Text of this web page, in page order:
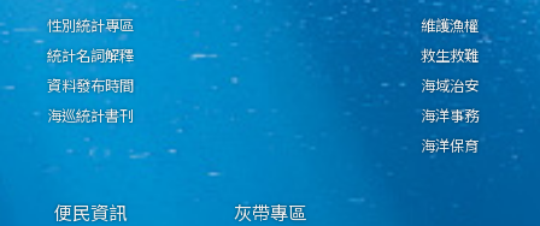
性別統計專區
統計名詞解釋
資料發布時間
海巡統計書刊
維護漁權
救生救難
海域治安
海洋事務
海洋保育
便民資訊 灰帶專區